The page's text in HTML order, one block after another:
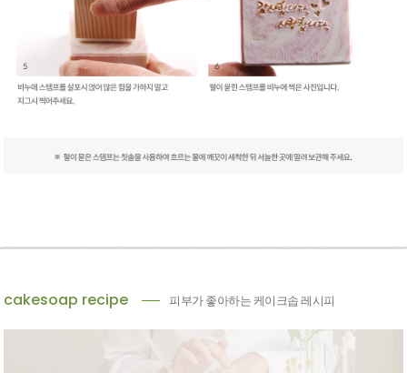
cakesoap recipe 피부가 좋아하는 케이크솝 레시피